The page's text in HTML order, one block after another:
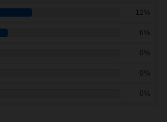
12%
6%
0%
0%
0%